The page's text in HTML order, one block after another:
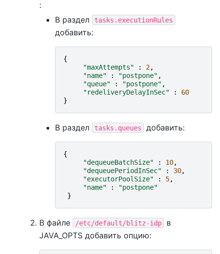
:
В раздел
tasks.executionRules
добавить:
{
"maxAttempts"
: 2,
"name"
: "postpone" ,
"queue"
: "postpone" ,
"redeliveryDelayInSec"
:
60
}
В раздел tasks.queues добавить:
{
"dequeueBatchSize"
: 10,
"dequeuePeriodInSec"
: 30,
"executorPoolSize"
: 5,
"name"
:
"postpone"
}
В файле /etc/default/blitz-idp
в
JAVA_OPTS добавить опцию: